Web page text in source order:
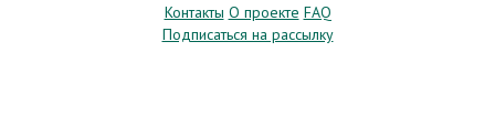
Контакты О проекте FAQ
Подписаться на рассылку